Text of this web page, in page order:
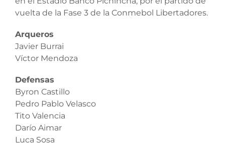
vuelta de la Fase 3 de la Conmebol Libertadores.
Arqueros
Javier Burrai
Víctor Mendoza
Defensas
Byron Castillo
Pedro Pablo Velasco
Tito Valencia
Darío Aimar
Luca Sosa